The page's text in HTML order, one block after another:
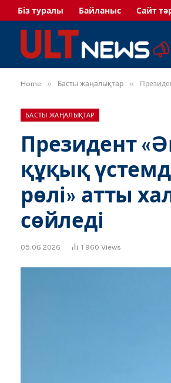
Біз туралы Байланыс Сайт
Home » Басты жаңалықтар »
БАСТЫ ЖАҢАЛЫҚТАР
Президент
құқық
рөлі» атты
сөйледі
05.06.2026 1 960 Views